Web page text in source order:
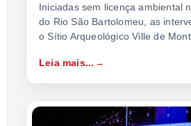
Iniciadas sem licença ambiental
do Rio São Bartolomeu, as
o Sítio Arqueológico Ville de
Leia mais...